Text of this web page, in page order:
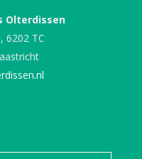
Olterdissen
6202 TC